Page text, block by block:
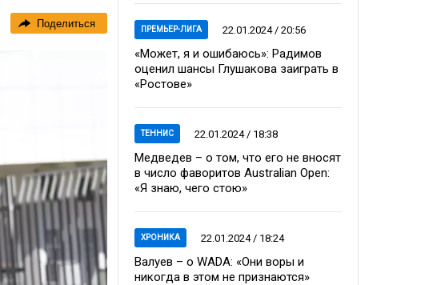
Поделиться ПРЕМЬЕР-ЛИГА 22.01.2024 / 20:56
«Может, я и ошибаюсь»: Радимов
оценил шансы Глушакова заиграть в
«Ростове»
ТЕННИС 22.01.2024 / 18:38
Медведев – о том, что его не вносят
в число фаворитов Australian Open:
«Я знаю, чего стою»
ХРОНИКА 22.01.2024 / 18:24
Валуев – о WADA: «Они воры и
никогда в этом не признаются»